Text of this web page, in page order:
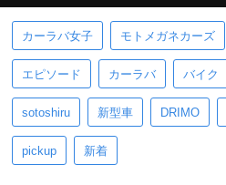
カーラバ女子 モトメガネカーズ
エピソード カーラバ バイク
sotoshiru 新型車 DRIMO
pickup 新着